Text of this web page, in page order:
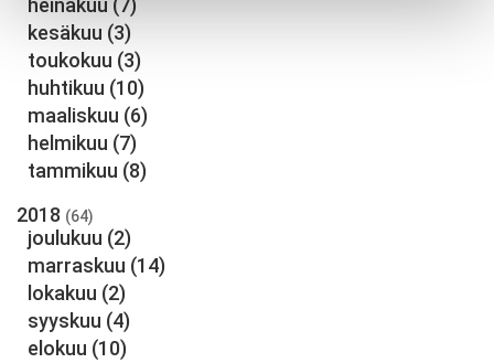
heinäkuu (7)
kesäkuu (3)
toukokuu (3)
huhtikuu (10)
maaliskuu (6)
helmikuu (7)
tammikuu (8)
2018 (64)
joulukuu (2)
marraskuu (14)
lokakuu (2)
syyskuu (4)
elokuu (10)